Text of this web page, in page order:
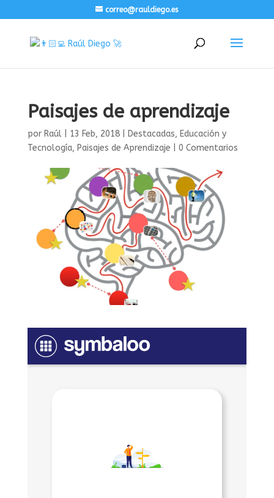
correo@rauldiego.es
Paisajes de aprendizaje
por Raúl| 13 Feb, 2018| Destacadas, Educación y
Tecnología, Paisajes de Aprendizaje 0 Comentarios